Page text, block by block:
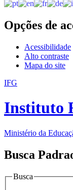
Opções de
Acessibilidade
Alto contraste
Mapa do site
IFG
Instituto
Ministério da
Busca
Busca